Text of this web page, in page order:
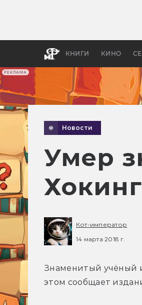
РЕКЛАМА
КНИГИ КИНО
Новости
Умер
Хокинг
Кот-император
14 марта 2018 г.
Знаменитый учёный
этом сообщает